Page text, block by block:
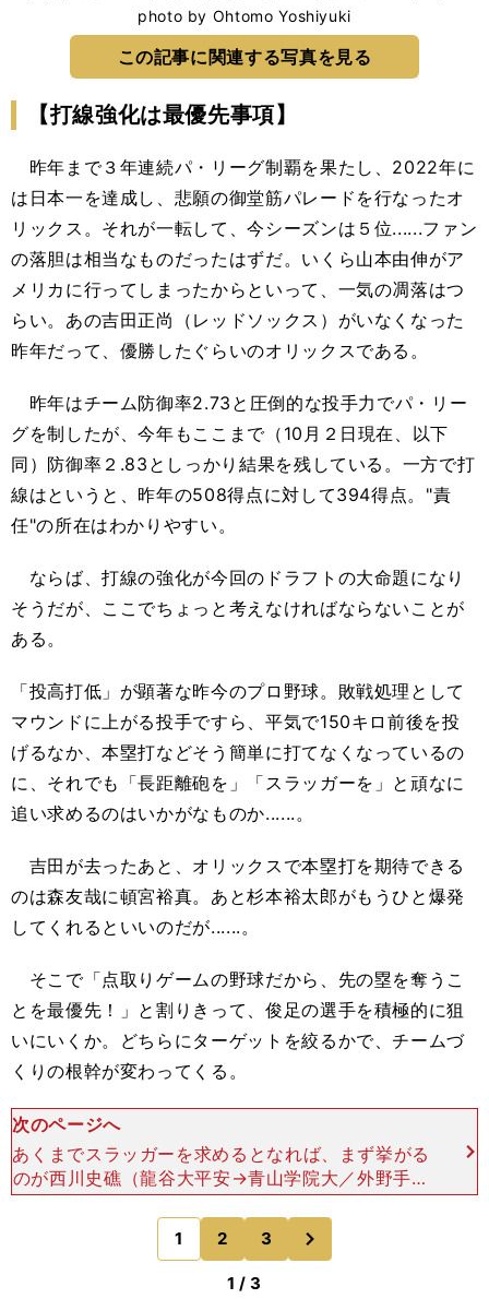
photo by Ohtomo Yoshiyuki
この記事に関連する写真を見る
【打線強化は最優先事項】
昨年まで３年連続パ・リーグ制覇を果たし、2022年に
は日本一を達成し、悲願の御堂筋パレードを行なったオ
リックス。それが一転して、今シーズンは５位......ファン
の落胆は相当なものだったはずだ。いくら山本由伸がア
メリカに行ってしまったからといって、一気の凋落はつ
らい。あの吉田正尚（レッドソックス）がいなくなった
昨年だって、優勝したぐらいのオリックスである。
昨年はチーム防御率2.73と圧倒的な投手力でパ・リー
グを制したが、今年もここまで（10月２日現在、以下
同）防御率２.83としっかり結果を残している。一方で打
線はというと、昨年の508得点に対して394得点。"責
任"の所在はわかりやすい。
ならば、打線の強化が今回のドラフトの大命題になり
そうだが、ここでちょっと考えなければならないことが
ある。
「投高打低」が顕著な昨今のプロ野球。敗戦処理として
マウンドに上がる投手ですら、平気で150キロ前後を投
げるなか、本塁打などそう簡単に打てなくなっているの
に、それでも「長距離砲を」「スラッガーを」と頑なに
追い求めるのはいかがなものか......。
吉田が去ったあと、オリックスで本塁打を期待できる
のは森友哉に頓宮裕真。あと杉本裕太郎がもうひと爆発
してくれるといいのだが......。
そこで「点取りゲームの野球だから、先の塁を奪うこ
とを最優先！」と割りきって、俊足の選手を積極的に狙
いにいくか。どちらにターゲットを絞るかで、チームづ
くりの根幹が変わってくる。
次のページへ
あくまでスラッガーを求めるとなれば、まず挙がる
のが西川史礁（龍谷大平安→青山学院大／外野手／
182センチ・88キロ／右投右打）だろう。空振りで
も投手を不安にさせるほどの豪快なフルスイングが
魅力で、タイ
1 2 3
1 / 3